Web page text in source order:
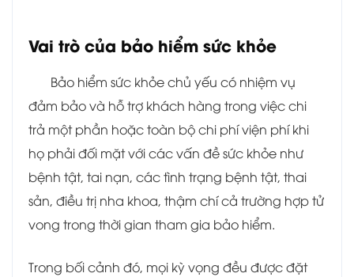
Vai trò của bảo hiểm sức khỏe
Bảo hiểm sức khỏe chủ yếu có nhiệm vụ
đảm bảo và hỗ trợ khách hàng trong việc chi
trả một phần hoặc toàn bộ chi phí viện phí khi
họ phải đối mặt với các vấn đề sức khỏe như
bệnh tật, tai nạn, các tình trạng bệnh tật, thai
sản, điều trị nha khoa, thậm chí cả trường hợp tử
vong trong thời gian tham gia bảo hiểm.
Trong bối cảnh đó, mọi kỳ vọng đều được đặt